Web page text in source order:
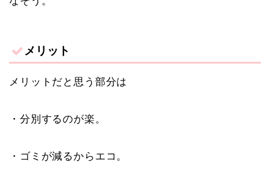
メリット
メリットだと思う部分は
・分別するのが楽。
・ゴミが減るからエコ。